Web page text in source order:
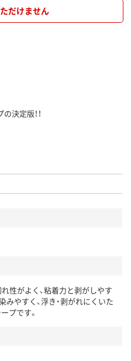
だけません
決定版！！
性がよく、粘着力と剥がしやす
やすく、浮き・剥がれにくいた
プです。